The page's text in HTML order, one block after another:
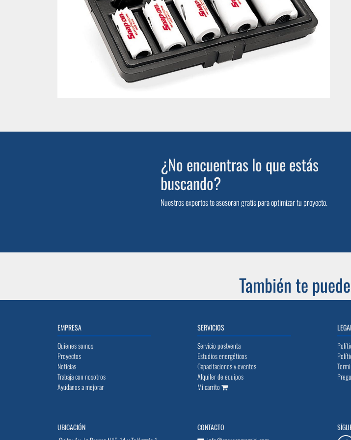
¿No encuentras lo que estás
buscando?
Nuestros expertos te asesoran gratis para optimizar tu proyecto.
También te
EMPRESA
Quienes somos
Proyectos
Noticias
Trabaja con nosotros
Ayúdanos a mejorar
SERVICIOS
Servicio postventa
Estudios energéticos
Capacitaciones y eventos
Alquiler de equipos
Mi carrito
UBICACIÓN
CONTACTO